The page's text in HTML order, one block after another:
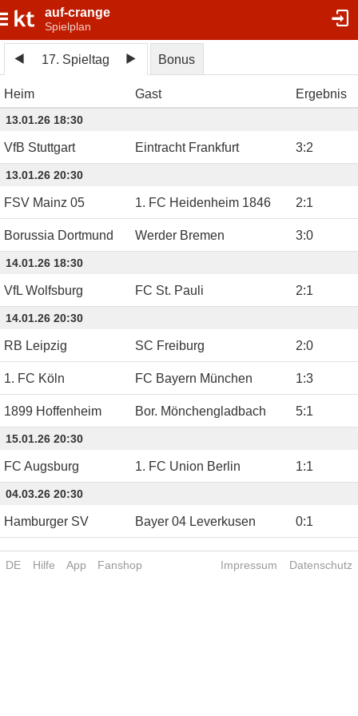
auf-crange
Spielplan
17. Spieltag Bonus
Heim Gast Ergebnis
13.01.26 18:30
VfB Stuttgart Eintracht Frankfurt 3:2
13.01.26 20:30
FSV Mainz 05 1. FC Heidenheim 1846 2:1
Borussia Dortmund Werder Bremen 3:0
14.01.26 18:30
VfL Wolfsburg FC St. Pauli 2:1
14.01.26 20:30
RB Leipzig SC Freiburg 2:0
1. FC Köln FC Bayern München 1:3
1899 Hoffenheim Bor. Mönchengladbach 5:1
15.01.26 20:30
FC Augsburg 1. FC Union Berlin 1:1
04.03.26 20:30
Hamburger SV Bayer 04 Leverkusen 0:1
DE Hilfe App Fanshop Impressum Datenschutz